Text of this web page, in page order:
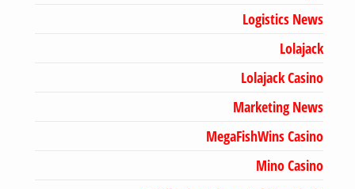
Logistics News
Lolajack
Lolajack Casino
Marketing News
MegaFishWins Casino
Mino Casino